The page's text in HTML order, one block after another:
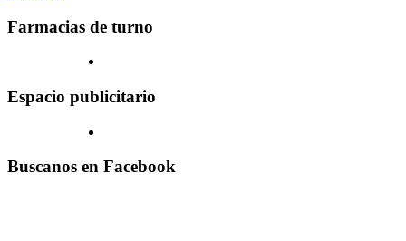
Farmacias de turno
Espacio publicitario
Buscanos en Facebook